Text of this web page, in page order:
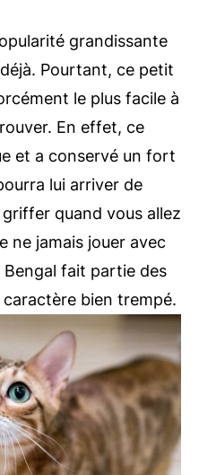
grandissante
Pourtant, ce petit
le plus facile à
En effet, ce
et a conservé un fort
lui arriver de
quand vous allez
ne jamais jouer avec
Bengal fait partie des
bien trempé.